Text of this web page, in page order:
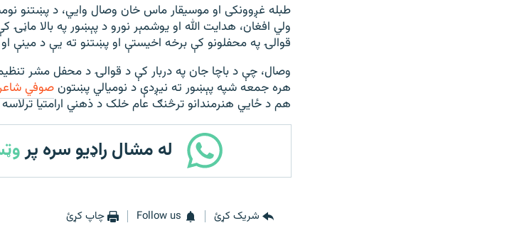
طبله غږوونکی او موسيقار ماس خان وصال وايي، د پښتنو
ولي افغان، هدايت الله او يوشمېر نورو د پېښور په بالا ماڼۍ
قوالۍ په محفلونو کې برخه اخيستې او پښتنو ته يې د مينې
وصال، چې د باچا جان په دربار کې د قوالۍ د محفل مشر
هره جمعه شپه پېښور ته نيږدې د نوميالي پښتونصوفي شاعر
هم د ځايي هنرمندانو ترڅنګ عام خلک د ذهني ارامتيا ترلاسه
له مشال راډیو سره پر
شریک کړئ Follow us چاپ کړئ